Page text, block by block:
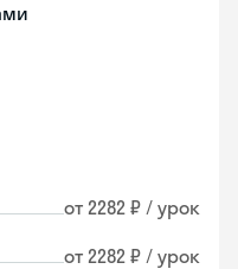
от 2282 ₽ / урок
от 2282 ₽ / урок